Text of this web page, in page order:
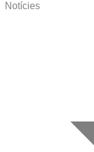
Notícies